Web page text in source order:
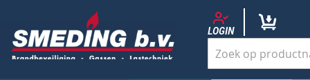
LOGIN